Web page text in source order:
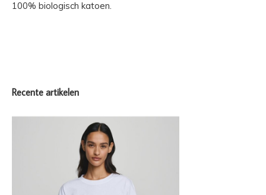
100% biologisch katoen.
Recente artikelen